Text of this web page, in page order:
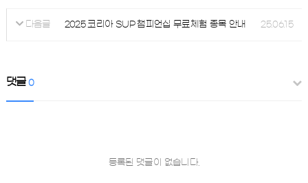
다음글 2025 코리아 SUP 챔피언십 무료체험 종목 안내 25.06.15
댓글0
등록된 댓글이 없습니다.